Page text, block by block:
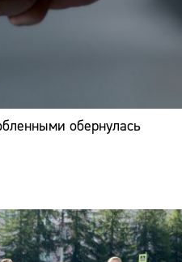
обернулась